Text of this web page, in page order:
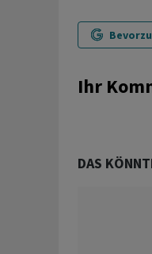
Ihr
DAS